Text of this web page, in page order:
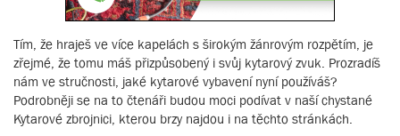
Tím, že hraješ ve více kapelách s širokým žánrovým rozpětím, je
zřejmé, že tomu máš přizpůsobený i svůj kytarový zvuk. Prozradíš
nám ve stručnosti, jaké kytarové vybavení nyní používáš?
Podrobněji se na to čtenáři budou moci podívat v naší chystané
Kytarové zbrojnici, kterou brzy najdou i na těchto stránkách.